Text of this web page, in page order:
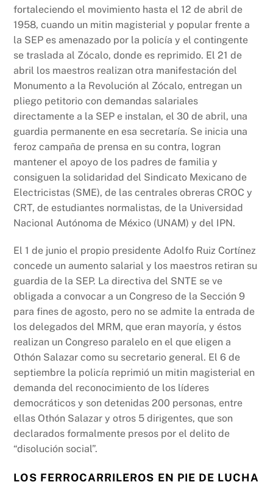
fortaleciendo el movimiento hasta el 12 de abril de
1958, cuando un mitin magisterial y popular frente a
la SEP es amenazado por la policía y el contingente
se traslada al Zócalo, donde es reprimido. El 21 de
abril los maestros realizan otra manifestación del
Monumento a la Revolución al Zócalo, entregan un
pliego petitorio con demandas salariales
directamente a la SEP e instalan, el 30 de abril, una
guardia permanente en esa secretaría. Se inicia una
feroz campaña de prensa en su contra, logran
mantener el apoyo de los padres de familia y
consiguen la solidaridad del Sindicato Mexicano de
Electricistas (SME), de las centrales obreras CROC y
CRT, de estudiantes normalistas, de la Universidad
Nacional Autónoma de México (UNAM) y del IPN.
El 1 de junio el propio presidente Adolfo Ruiz Cortínez
concede un aumento salarial y los maestros retiran su
guardia de la SEP. La directiva del SNTE se ve
obligada a convocar a un Congreso de la Sección 9
para fines de agosto, pero no se admite la entrada de
los delegados del MRM, que eran mayoría, y éstos
realizan un Congreso paralelo en el que eligen a
Othón Salazar como su secretario general. El 6 de
septiembre la policía reprimió un mitin magisterial en
demanda del reconocimiento de los líderes
democráticos y son detenidas 200 personas, entre
ellas Othón Salazar y otros 5 dirigentes, que son
declarados formalmente presos por el delito de
“disolución social”.
LOS FERROCARRILEROS EN PIE DE LUCHA